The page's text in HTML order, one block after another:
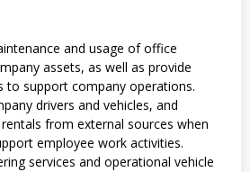
and usage of office
assets, as well as provide
to support company operations.
drivers and vehicles, and
from external sources when
employee work activities.
services and operational vehicle